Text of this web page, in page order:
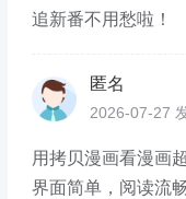
追新番不用愁啦！
匿名
2026-07-27
用拷贝漫画看漫画
界面简单，阅读流